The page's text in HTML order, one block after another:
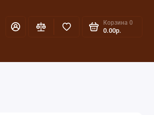
Корзина 0
0.00р.